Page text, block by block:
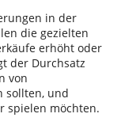
in der
die gezielten
erhöht oder
der Durchsatz
von
sollten, und
spielen möchten.